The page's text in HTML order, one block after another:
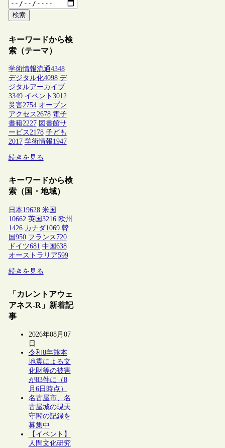
検索
キーワードから検
索（テーマ）
学術情報流通4348
デジタル化4098 デ
ジタルアーカイブ
3349 イベント 3012
災害2754 オープン
アクセス2678 電子
書籍2227 図書館サ
ービス2178 子ども
2017 学術情報1947
続きを見る
キーワードから検
索（国・地域）
日本19628 米国
10662 英国3216 欧州
1426 カナダ1069 韓
国950 フランス 720
ドイツ681 中国638
オーストラリア599
続きを見る
「カレントアウェ
アネス-R」新着記
事
2026年08月07
日
令和8年熊本
地震による文
化財等の被害
が83件に（8
月6日時点）
名古屋市、名
古屋城の現天
守閣の記録を
募集中
【イベント】
人間文化研究